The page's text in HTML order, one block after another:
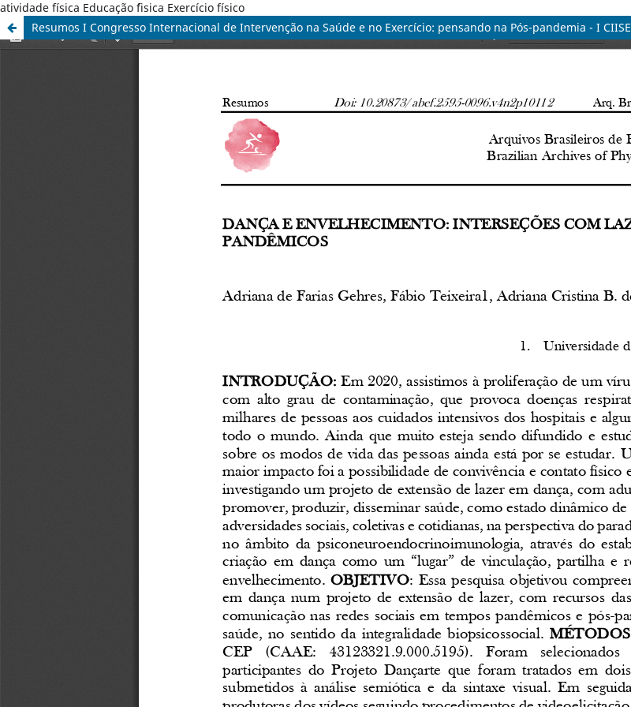
atividade física Educação ´fisica Exercício físico
Resumos I Congresso Internacional de Intervenção na Saúde e no Exercício: pensando na Pós-pandemia - I CIISE